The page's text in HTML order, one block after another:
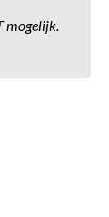
mogelijk.